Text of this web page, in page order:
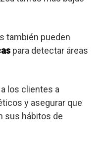
también pueden
para detectar áreas
los clientes a
y asegurar que
sus hábitos de